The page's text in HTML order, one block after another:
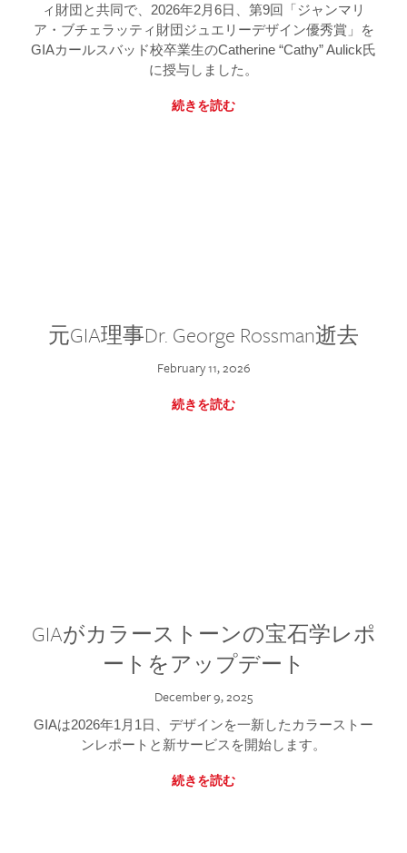
ィ財団と共同で、2026年2月6日、第9回「ジャンマリ
ア・ブチェラッティ財団ジュエリーデザイン優秀賞」を
GIAカールスバッド校卒業生のCatherine “Cathy” Aulick氏
に授与しました。
続きを読む
元GIA理事Dr. George Rossman逝去
February 11, 2026
続きを読む
GIAがカラーストーンの宝石学レポ
ートをアップデート
December 9, 2025
GIAは2026年1月1日、デザインを一新したカラーストー
ンレポートと新サービスを開始します。
続きを読む